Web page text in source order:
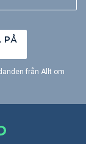
PÅ
från Allt om